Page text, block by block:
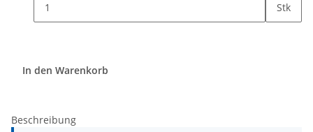
Stk
In den Warenkorb
Beschreibung